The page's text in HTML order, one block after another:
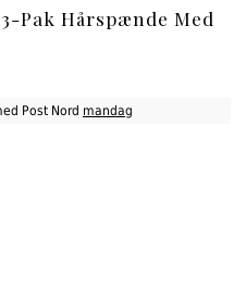
Pak Hårspænde Med
Post Nord mandag